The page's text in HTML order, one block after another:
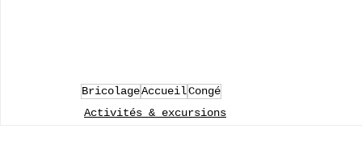
BricolageAccueilCongé
Activités & excursions